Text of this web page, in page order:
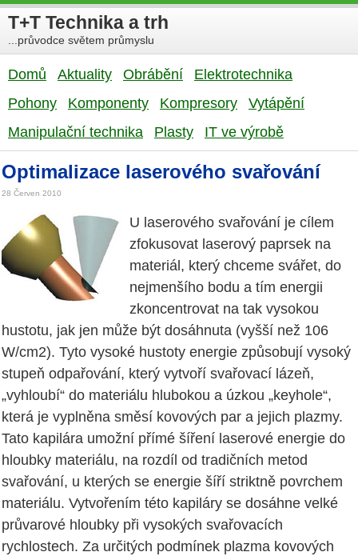
T+T Technika a trh
...průvodce světem průmyslu
Domů Aktuality Obrábění
Elektrotechnika
Pohony
Komponenty Kompresory
Vytápění
Manipulační technika
Plasty IT ve výrobě
Optimalizace laserového svařování
28 Červen 2010
U laserového svařování je cílem
zfokusovat laserový paprsek na
materiál, který chceme svářet, do
nejmenšího bodu a tím energii
zkoncentrovat na tak vysokou
hustotu, jak jen může být dosáhnuta (vyšší než 106
W/cm2). Tyto vysoké hustoty energie způsobují vysoký
stupeň odpařování, který vytvoří svařovací lázeň,
„vyhloubí“ do materiálu hlubokou a úzkou „keyhole“,
která je vyplněna směsí kovových par a jejich plazmy.
Tato kapilára umožní přímé šíření laserové energie do
hloubky materiálu, na rozdíl od tradičních metod
svařování, u kterých se energie šíří striktně povrchem
materiálu. Vytvořením této kapiláry se dosáhne velké
průvarové hloubky při vysokých svařovacích
rychlostech. Za určitých podmínek plazma kovových